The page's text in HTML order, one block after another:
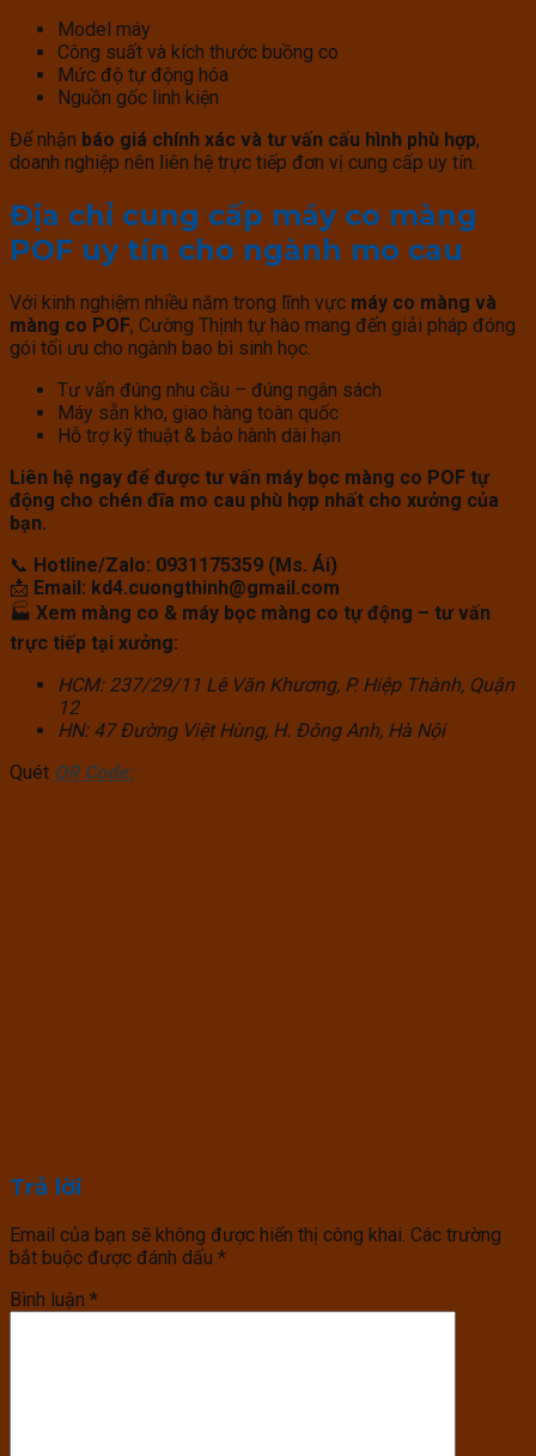
Model máy
Công suất và kích thước buồng co
Mức độ tự động hóa
Nguồn gốc linh kiện
Để nhận báo giá chính xác và tư vấn cấu hình phù hợp,
doanh nghiệp nên liên hệ trực tiếp đơn vị cung cấp uy tín.
Địa chỉ cung cấp máy co màng
POF uy tín cho ngành mo cau
Với kinh nghiệm nhiều năm trong lĩnh vực máy co màng và
màng co POF, Cường Thịnh tự hào mang đến giải pháp đóng
gói tối ưu cho ngành bao bì sinh học.
Tư vấn đúng nhu cầu – đúng ngân sách
Máy sẵn kho, giao hàng toàn quốc
Hỗ trợ kỹ thuật & bảo hành dài hạn
Liên hệ ngay để được tư vấn máy bọc màng co POF tự
động cho chén đĩa mo cau phù hợp nhất cho xưởng của
bạn.
📞 Hotline/Zalo: 0931175359 (Ms. Ái)
📩 Email: kd4.cuongthinh@gmail.com
🏭 Xem màng co & máy bọc màng co tự động – tư vấn
trực tiếp tại xưởng:
HCM: 237/29/11 Lê Văn Khương, P. Hiệp Thành, Quận
12
HN: 47 Đường Việt Hùng, H. Đông Anh, Hà Nội
Quét QR Code:
Trả lời
Email của bạn sẽ không được hiển thị công khai. Các trường
bắt buộc được đánh dấu *
Bình luận *